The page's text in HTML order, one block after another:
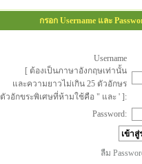
กรอก Username และ
Username
[ ต้องเป็นภาษาอังกฤษเท่านั้น
และความยาวไม่เกิน 25 ตัวอักษร
ตัวอักขระพิเศษที่ห้ามใช้คือ " และ ' ]:
Password:
ลืม